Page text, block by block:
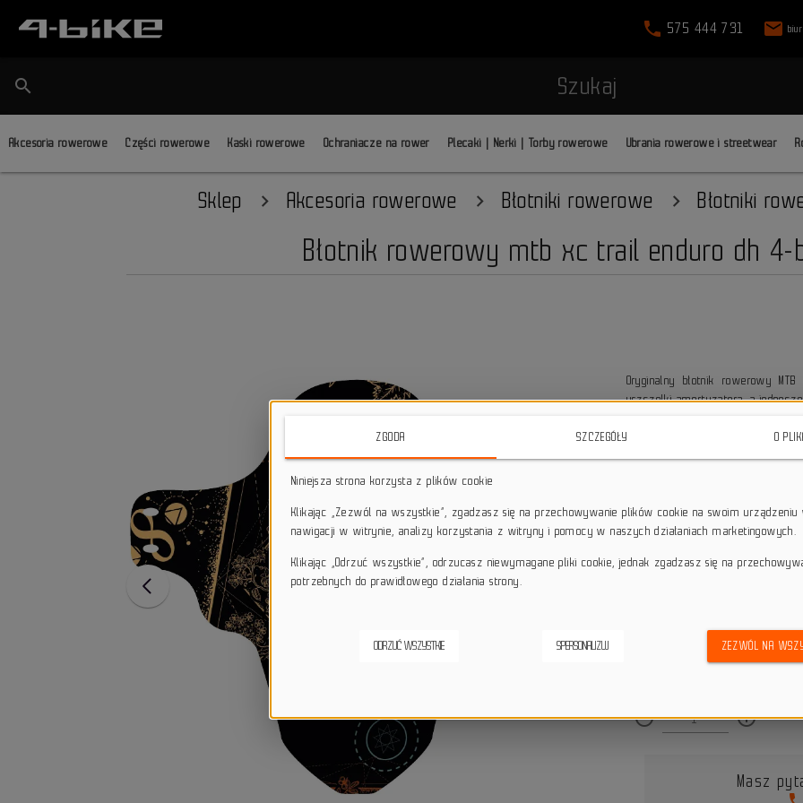
phone 575 444 731 mail
search Szukaj
Akcesoria rowerowe Części rowerowe Kaski rowerowe Ochraniacze na rower Plecaki | Nerki | Torby rowerowe Ubrania rowerowe i streetwear
Sklep Akcesoria rowerowe Błotniki rowerowe Błotniki
Błotnik rowerowy mtb xc trail enduro dh 4-
Oryginalny błotnik rowerowy
uszczelki amortyzatora, a
local_shipping Dotyczy wysyłki na terenie
keyboard_return
remove_circle_outline add_circle_outline
Masz
ZGODA SZCZEGÓŁY O
Niniejsza strona korzysta z plików cookie
Klikając „Zezwól na wszystkie”, zgadzasz się na przechowywanie plików cookie na swoim urządzeniu
nawigacji w witrynie, analizy korzystania z witryny i pomocy w naszych działaniach marketingowych.
Klikając „Odrzuć wszystkie”, odrzucasz niewymagane pliki cookie, jednak zgadzasz się na
potrzebnych do prawidłowego działania strony.
ODRZUĆ WSZYSTKIE SPERSONALIZUJ ZEZWÓL NA